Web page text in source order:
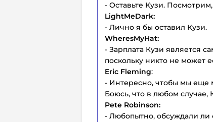
- Оставьте Кузи.
LightMeDark:
- Лично я бы оставил Кузи.
WheresMyHat:
- Зарплата Кузи является
поскольку никто не может
Eric Fleming:
- Интересно, чтобы мы еще
Боюсь, что в любом случае,
Pete Robinson:
- Любопытно, обсуждали